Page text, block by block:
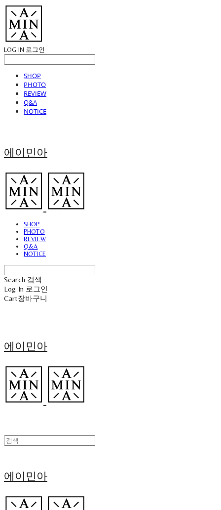
LOG IN 로그인
SHOP
PHOTO
REVIEW
Q&A
NOTICE
에이민아
SHOP
PHOTO
REVIEW
Q&A
NOTICE
Search 검색
Log In 로그인
Cart장바구니
에이민아
에이민아